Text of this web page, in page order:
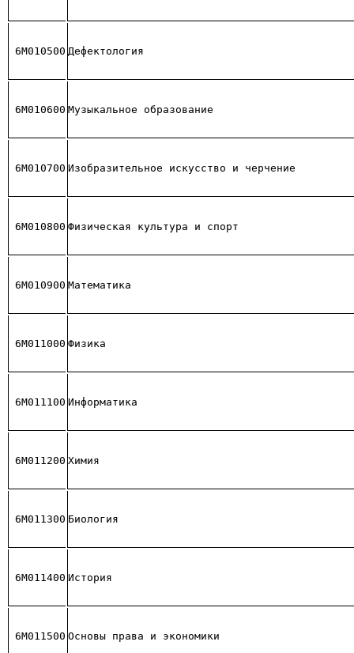
6М010500 Дефектология
6М010600 Музыкальное образование
6М010700 Изобразительное искусство и черчение
6М010800 Физическая культура и спорт
6М010900 Математика
6М011000 Физика
6М011100 Информатика
6М011200 Химия
6М011300 Биология
6М011400 История
6М011500 Основы права и экономики